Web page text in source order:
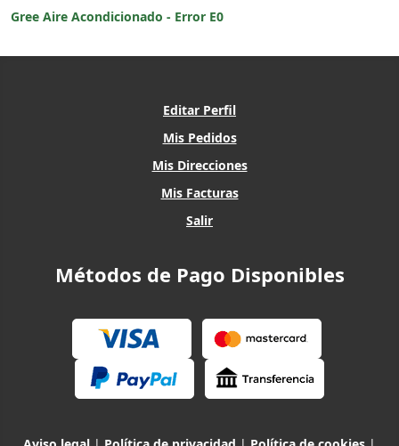
Gree Aire Acondicionado - Error E0
Editar Perfil
Mis Pedidos
Mis Direcciones
Mis Facturas
Salir
Métodos de Pago Disponibles